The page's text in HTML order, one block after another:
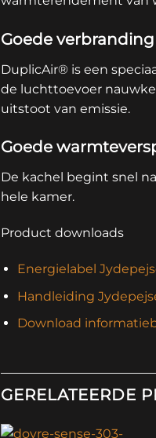
Goede
DuplicAir® is een
de luchttoevoer
uitstoot van emissie.
Goede
De kachel begint snel
hele kamer.
Product downloads
Energielabel
Handleiding
Download
GERELATEERDE